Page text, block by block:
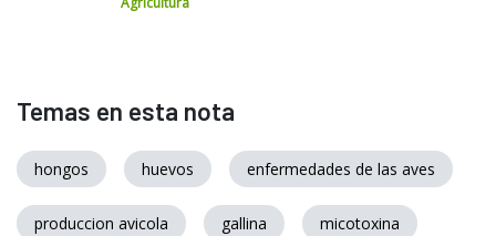
Temas en esta nota
hongos huevos enfermedades de las aves
produccion avicola gallina micotoxina